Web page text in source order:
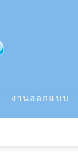
งานออกแบบ